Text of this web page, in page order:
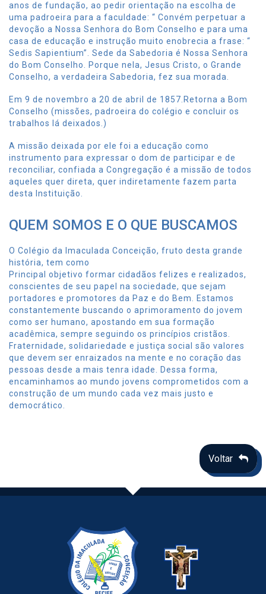
anos de fundação, ao pedir orientação na escolha de
uma padroeira para a faculdade: “ Convém perpetuar a
devoção a Nossa Senhora do Bom Conselho e para uma
casa de educação e instrução muito enobrecia a frase: “
Sedis Sapientium”. Sede da Sabedoria é Nossa Senhora
do Bom Conselho. Porque nela, Jesus Cristo, o Grande
Conselho, a verdadeira Sabedoria, fez sua morada.
Em 9 de novembro a 20 de abril de 1857.Retorna a Bom
Conselho (missões, padroeira do colégio e concluir os
trabalhos lá deixados.)
A missão deixada por ele foi a educação como
instrumento para expressar o dom de participar e de
reconciliar, confiada a Congregação é a missão de todos
aqueles quer direta, quer indiretamente fazem parta
desta Instituição.
QUEM SOMOS E O QUE BUSCAMOS
O Colégio da Imaculada Conceição, fruto desta grande
história, tem como
Principal objetivo formar cidadãos felizes e realizados,
conscientes de seu papel na sociedade, que sejam
portadores e promotores da Paz e do Bem. Estamos
constantemente buscando o aprimoramento do jovem
como ser humano, apostando em sua formação
acadêmica, sempre seguindo os princípios cristãos.
Fraternidade, solidariedade e justiça social são valores
que devem ser enraizados na mente e no coração das
pessoas desde a mais tenra idade. Dessa forma,
encaminhamos ao mundo jovens comprometidos com a
construção de um mundo cada vez mais justo e
democrático.
Voltar